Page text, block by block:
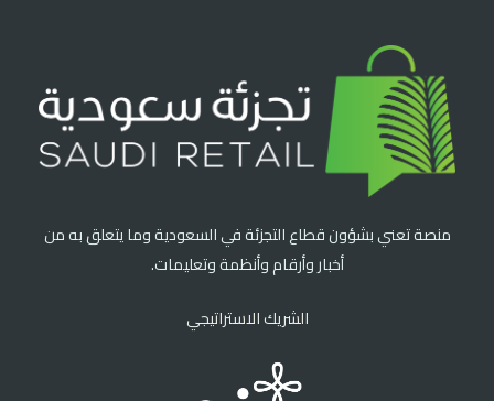
منصة تعني بشؤون قطاع التجزئة في السعودية وما يتعلق به من
أخبار وأرقام وأنظمة وتعليمات.
الشريك الاستراتيجي